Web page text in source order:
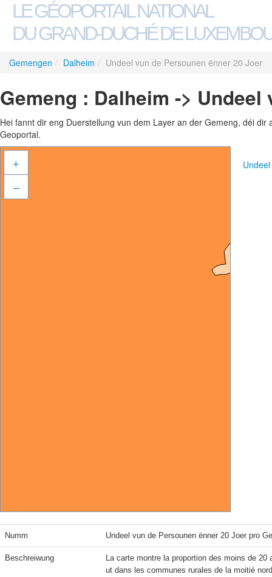
LE GÉOPORTAIL NATIONAL
DU GRAND-DUCHÉ DE
Gemengen / Dalheim / Undeel vun de Persounen ënner 20 Joer
Gemeng : Dalheim ->
Hei fannt dir eng Duerstellung vun dem Layer an der Gemeng, déi
Geoportal.
+
–
Numm Undeel vun de Persounen ënner 20 Joer pro
Beschreiwung
La carte montre la proportion des moins de
ut dans les communes rurales de la moitié